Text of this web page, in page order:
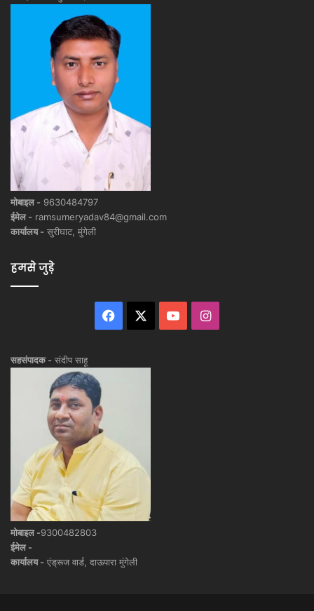
मोबाइल - 9630484797
ईमेल - ramsumeryadav84@gmail.com
कार्यालय - सुरीघाट, मुंगेली
हमसे जुड़े
Facebook YouTubeInstagram
सहसंपादक - संदीप साहू
मोबाइल -9300482803
ईमेल -
कार्यालय - एंड्रूज वार्ड, दाऊपारा मुंगेली